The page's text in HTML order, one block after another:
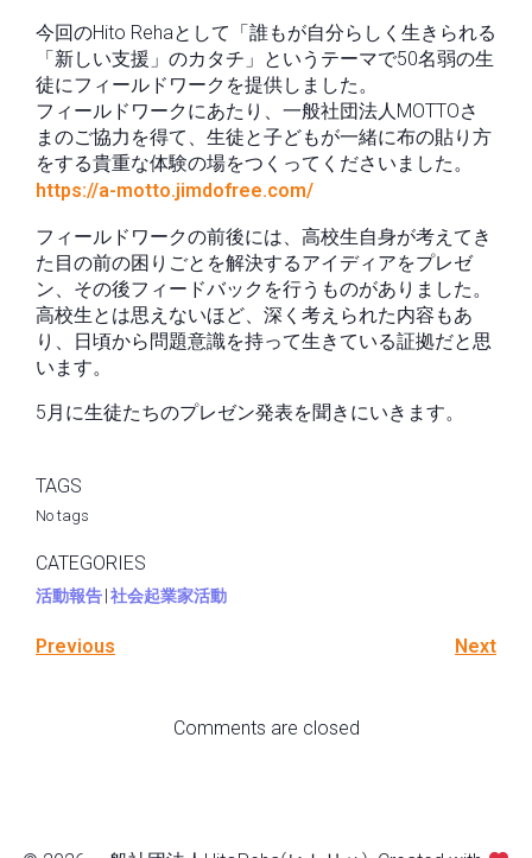
今回のHito Rehaとして「誰もが自分らしく生きられる
「新しい支援」のカタチ」というテーマで50名弱の生
徒にフィールドワークを提供しました。
フィールドワークにあたり、一般社団法人MOTTOさ
まのご協力を得て、生徒と子どもが一緒に布の貼り方
をする貴重な体験の場をつくってくださいました。
https://a-motto.jimdofree.com/
フィールドワークの前後には、高校生自身が考えてき
た目の前の困りごとを解決するアイディアをプレゼ
ン、その後フィードバックを行うものがありました。
高校生とは思えないほど、深く考えられた内容もあ
り、日頃から問題意識を持って生きている証拠だと思
います。
5月に生徒たちのプレゼン発表を聞きにいきます。
TAGS
No tags
CATEGORIES
活動報告 社会起業家活動
Previous Next
Comments are closed